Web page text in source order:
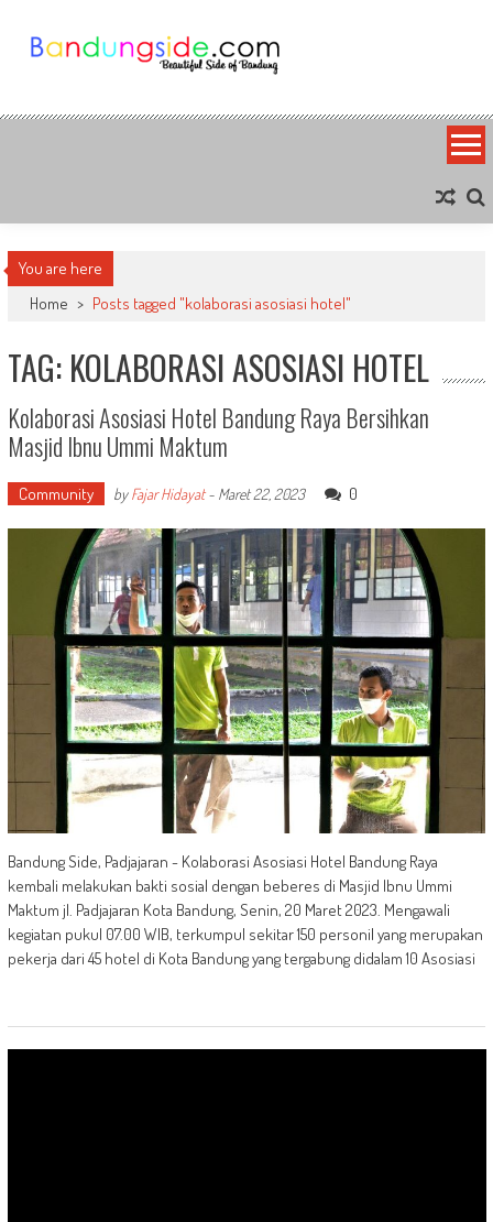
content
Bandung Side
You are here
Home > Posts tagged "kolaborasi asosiasi hotel"
TAG: KOLABORASI ASOSIASI HOTEL
Kolaborasi Asosiasi Hotel Bandung Raya Bersihkan
Masjid Ibnu Ummi Maktum
Community byFajar Hidayat- Maret 22, 2023 0
Bandung Side, Padjajaran - Kolaborasi Asosiasi Hotel Bandung Raya
kembali melakukan bakti sosial dengan beberes di Masjid Ibnu Ummi
Maktum jl. Padjajaran Kota Bandung, Senin, 20 Maret 2023. Mengawali
kegiatan pukul 07.00 WIB, terkumpul sekitar 150 personil yang merupakan
pekerja dari 45 hotel di Kota Bandung yang tergabung didalam 10 Asosiasi